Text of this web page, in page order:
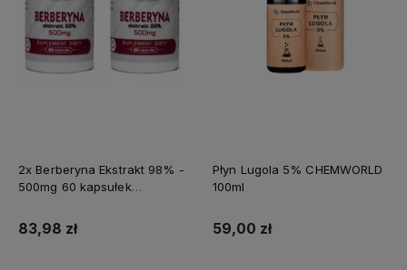
2x Berberyna Ekstrakt 98% -
500mg 60 kapsułek
83,98 zł
Płyn Lugola 5% CHEMWORLD
100ml
59,00 zł